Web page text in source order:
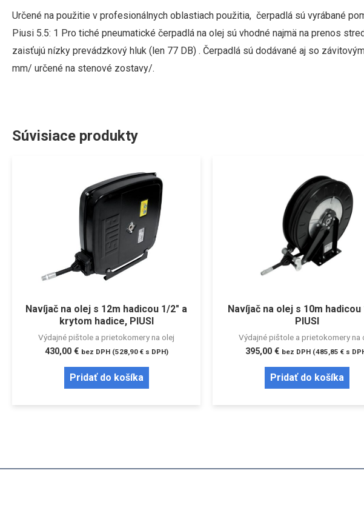
Určené na použitie v profesionálnych oblastiach použitia, čerpadlá sú vyrábané
Piusi 5.5: 1 Pro tiché pneumatické čerpadlá na olej sú vhodné najmä na prenos
zaisťujú nízky prevádzkový hluk (len 77 DB) . Čerpadlá sú dodávané aj so
mm/ určené na stenové zostavy/.
Súvisiace produkty
Navíjač na olej s 12m hadicou 1/2″ a
krytom hadice, PIUSI
Výdajné pištole a prietokomery na olej
430,00 € bez DPH (528,90 €s DPH)
Pridať do košíka
Navíjač na olej s 10m hadicou
PIUSI
Výdajné pištole a prietokomery na
395,00 € bez DPH (485,85 €s
Pridať do košíka